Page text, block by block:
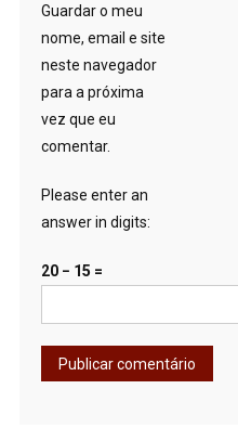
Guardar o meu
nome, email e site
neste navegador
para a próxima
vez que eu
comentar.
Please enter an
answer in digits:
20 − 15 =